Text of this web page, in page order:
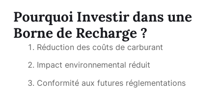
Pourquoi Investir dans une
Borne de Recharge ?
Réduction des coûts de carburant
Impact environnemental réduit
Conformité aux futures réglementations